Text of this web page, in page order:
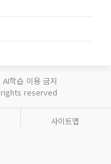
학습 이용 금지
reserved
사이트맵